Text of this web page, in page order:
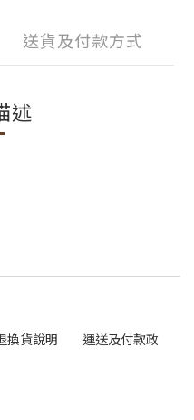
送貨及付款方式
述
換貨說明
運送及付款政